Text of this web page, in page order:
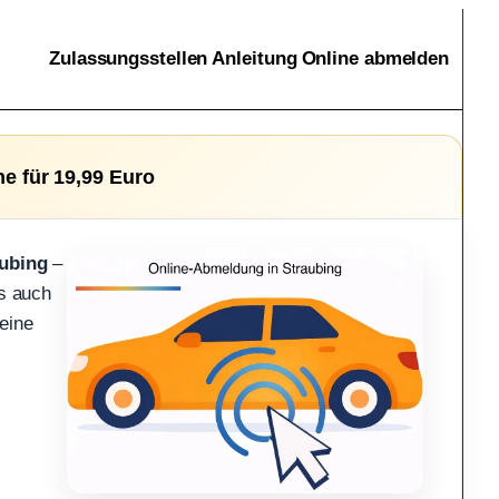
Zulassungsstellen Anleitung Online abmelden
für 19,99 Euro
–
auch